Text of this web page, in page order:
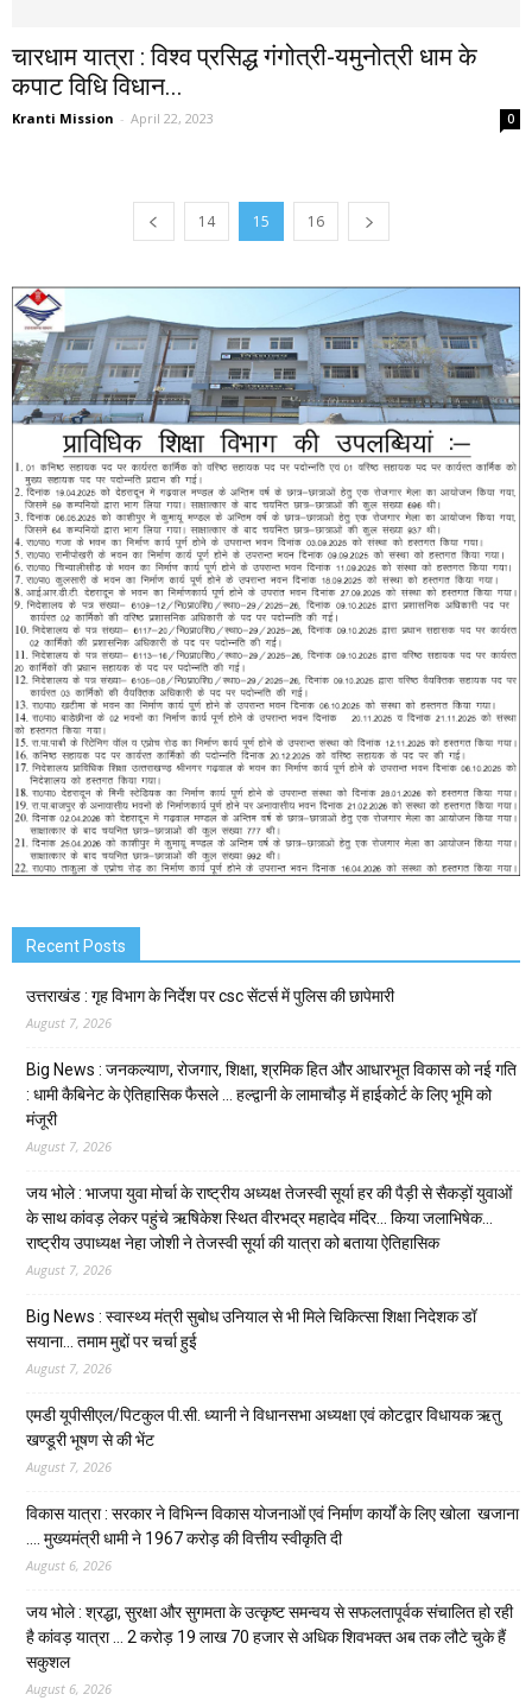
चारधाम यात्रा : विश्व प्रसिद्ध गंगोत्री-यमुनोत्री धाम के
कपाट विधि विधान...
Kranti Mission - April 22, 2023 0
14 15 16
Recent Posts
उत्तराखंड : गृह विभाग के निर्देश पर csc सेंटर्स में पुलिस की छापेमारी
August 7, 2026
Big News : जनकल्याण, रोजगार, शिक्षा, श्रमिक हित और आधारभूत विकास को नई गति
: धामी कैबिनेट के ऐतिहासिक फैसले … हल्द्वानी के लामाचौड़ में हाईकोर्ट के लिए भूमि को
मंजूरी
August 7, 2026
जय भोले : भाजपा युवा मोर्चा के राष्ट्रीय अध्यक्ष तेजस्वी सूर्या हर की पैड़ी से सैकड़ों युवाओं
के साथ कांवड़ लेकर पहुंचे ऋषिकेश स्थित वीरभद्र महादेव मंदिर… किया जलाभिषेक…
राष्ट्रीय उपाध्यक्ष नेहा जोशी ने तेजस्वी सूर्या की यात्रा को बताया ऐतिहासिक
August 7, 2026
Big News : स्वास्थ्य मंत्री सुबोध उनियाल से भी मिले चिकित्सा शिक्षा निदेशक डॉ
सयाना… तमाम मुद्दों पर चर्चा हुई
August 7, 2026
एमडी यूपीसीएल/पिटकुल पी.सी. ध्यानी ने विधानसभा अध्यक्षा एवं कोटद्वार विधायक ऋतु
खण्डूरी भूषण से की भेंट
August 7, 2026
विकास यात्रा : सरकार ने विभिन्न विकास योजनाओं एवं निर्माण कार्यों के लिए खोला खजाना
…. मुख्यमंत्री धामी ने ₹1967 करोड़ की वित्तीय स्वीकृति दी
August 6, 2026
जय भोले : श्रद्धा, सुरक्षा और सुगमता के उत्कृष्ट समन्वय से सफलतापूर्वक संचालित हो रही
है कांवड़ यात्रा … 2 करोड़ 19 लाख 70 हजार से अधिक शिवभक्त अब तक लौटे चुके हैं
सकुशल
August 6, 2026